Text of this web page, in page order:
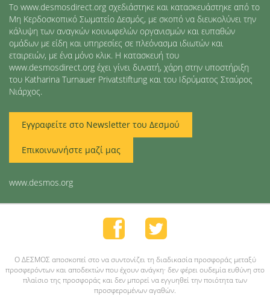
Το www.desmosdirect.org σχεδιάστηκε και κατασκευάστηκε από το
Μη Κερδοσκοπικό Σωματείο Δεσμός, με σκοπό να διευκολύνει την
κάλυψη των αναγκών κοινωφελών οργανισμών και ευπαθών
ομάδων με είδη και υπηρεσίες σε πλεόνασμα ιδιωτών και
εταιρειών, με ένα μόνο κλικ. Η κατασκευή του
www.desmosdirect.org έχει γίνει δυνατή, χάρη στην υποστήριξη
του Katharina Turnauer Privatstiftung και του Ιδρύματος Σταύρος
Νιάρχος.
Εγγραφείτε στο Newsletter του Δεσμού
Επικοινωνήστε μαζί μας
www.desmos.org
O ΔΕΣΜΟΣ αποσκοπεί στο να συντονίζει τη διαδικασία προσφοράς μεταξύ
προσφερόντων και αποδεκτών που έχουν ανάγκη· δεν φέρει ουδεμία ευθύνη στο
πλαίσιο της προσφοράς και δεν μπορεί να εγγυηθεί την ποιότητα των
προσφερομένων αγαθών.